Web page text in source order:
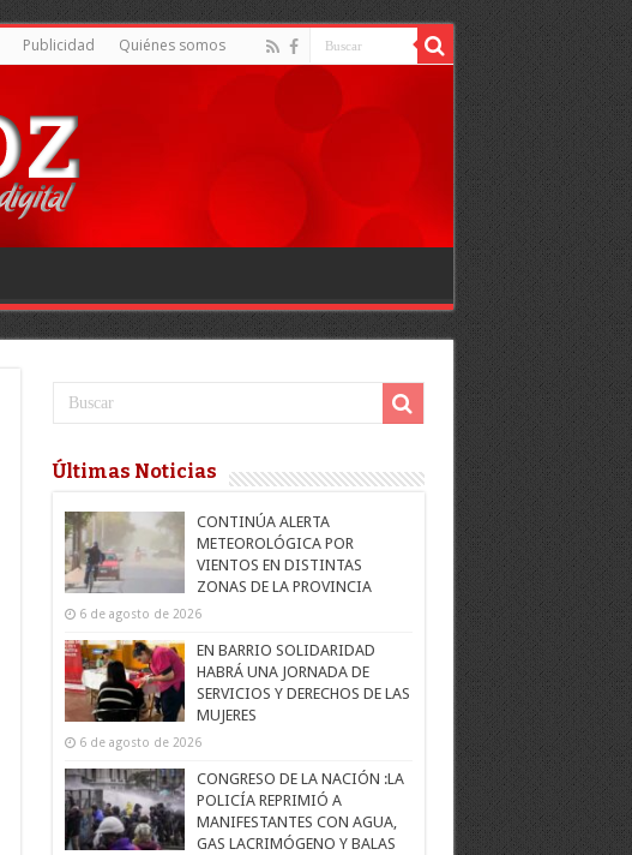
Publicidad Quiénes somos
Últimas Noticias
CONTINÚA ALERTA
METEOROLÓGICA POR
VIENTOS EN DISTINTAS
ZONAS DE LA PROVINCIA
6 de agosto de 2026
EN BARRIO SOLIDARIDAD
HABRÁ UNA JORNADA DE
SERVICIOS Y DERECHOS DE LAS
MUJERES
6 de agosto de 2026
CONGRESO DE LA NACIÓN :LA
POLICÍA REPRIMIÓ A
MANIFESTANTES CON AGUA,
GAS LACRIMÓGENO Y BALAS